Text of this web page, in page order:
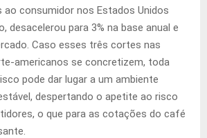
ao consumidor nos Estados Unidos
desacelerou para 3% na base anual e
Caso esses três cortes nas
americanos se concretizem, toda
pode dar lugar a um ambiente
despertando o apetite ao risco
o que para as cotações do café